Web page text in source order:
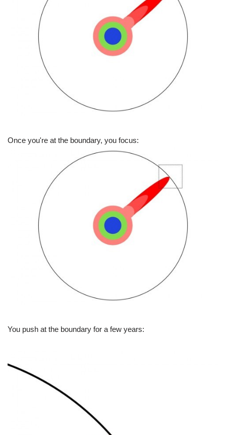
Once you're at the boundary, you focus:
You push at the boundary for a few years: